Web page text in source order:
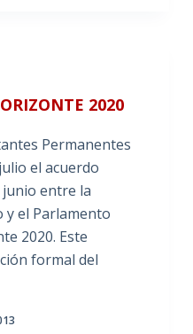
2020
Permanentes
el acuerdo
junio entre la
y el Parlamento
2020. Este
formal del